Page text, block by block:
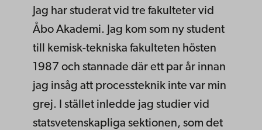
Jag har studerat vid tre fakulteter vid
Åbo Akademi. Jag kom som ny student
till kemisk-tekniska fakulteten hösten
1987 och stannade där ett par år innan
jag insåg att processteknik inte var min
grej. I stället inledde jag studier vid
statsvetenskapliga sektionen, som det